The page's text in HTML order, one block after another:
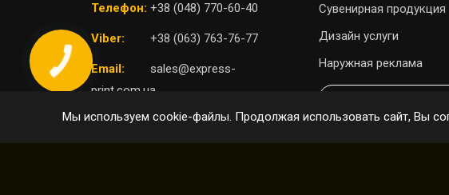
Телефон: +38 (048) 770-60-40
Viber: +38 (063) 763-76-77
Email:
sales@express-
print.com.ua
Сувенирная продукция
Дизайн услуги
Наружная реклама
Мы используем cookie-файлы. Продолжая использовать сайт, Вы